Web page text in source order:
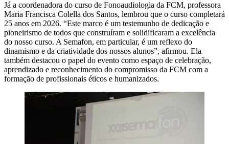
Já a coordenadora do curso de Fonoaudiologia da FCM, professora
Maria Francisca Colella dos Santos, lembrou que o curso completará
25 anos em 2026. “Este marco é um testemunho de dedicação e
pioneirismo de todos que construíram e solidificaram a excelência
do nosso curso. A Semafon, em particular, é um reflexo do
dinamismo e da criatividade dos nossos alunos”, afirmou. Ela
também destacou o papel do evento como espaço de celebração,
aprendizado e reconhecimento do compromisso da FCM com a
formação de profissionais éticos e humanizados.